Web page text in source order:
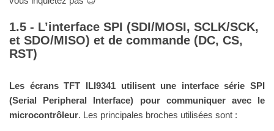
L’interface SPI (SDI/MOSI, SCLK/SCK,
et SDO/MISO) et de commande (DC, CS,
RST)
Les écrans TFT ILI9341 utilisent une interface série SPI
(Serial Peripheral Interface) pour communiquer avec le
microcontrôleur. Les principales broches utilisées sont :